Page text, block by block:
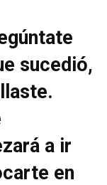
sucedió,
a ir
en